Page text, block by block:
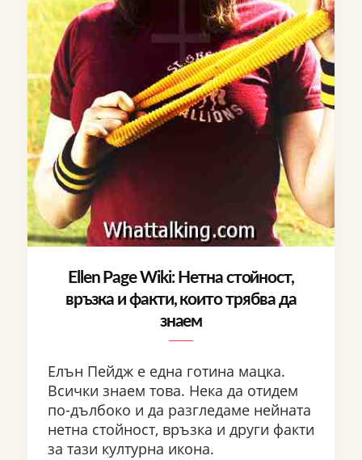
Ellen Page Wiki: Нетна стойност,
връзка и факти, които трябва да
знаем
Елън Пейдж е една готина мацка.
Всички знаем това. Нека да отидем
по-дълбоко и да разгледаме нейната
нетна стойност, връзка и други факти
за тази културна икона.